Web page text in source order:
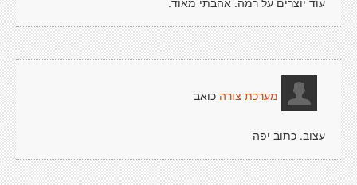
מערכת צורה כואב
עצוב. כתוב יפה